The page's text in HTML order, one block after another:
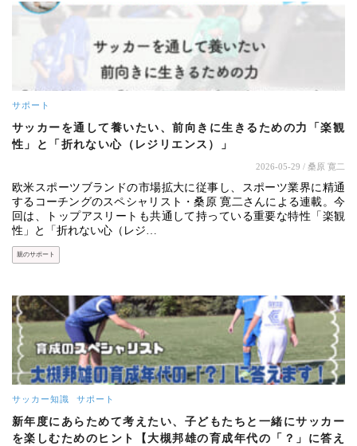
サポート
サッカーを通して養いたい、前向きに生きるための力「楽観
性」と「折れない心（レジリエンス）」
2026-05-29 / 桑原 寛二
欧米スポーツブランドの市場拡大に従事し、スポーツ業界に精通
するコーチングのスペシャリスト・桑原 寛二さんによる連載。今
回は、トップアスリートも共通して持っている重要な特性「楽観
性」と「折れない心（レジ…
親のサポート
サッカー知識 サポート
新年度にあらためて考えたい、子どもたちと一緒にサッカー
を楽しむためのヒント【大槻邦雄の育成年代の「？」に答え